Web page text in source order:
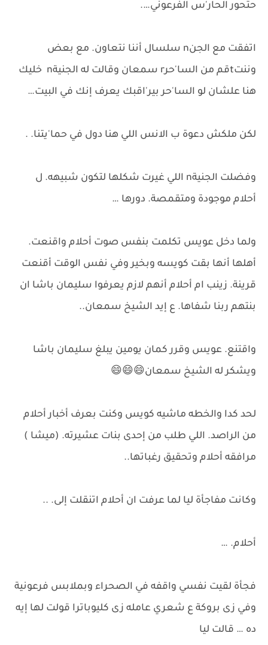
حتحور الحار'س الفرعوني….
اتفقت مع الجنn سلسال أننا نتعاون. مع بعض
وننتtقم من السا'حرr سمعان وقالت له الجنيةn خليك
هنا علشان لو السا'حر بير'اقبك يعرف إنك في البيت…
لكن ملكش دعوة ب الانس اللي هنا دول في حما'يتنا. .
وفضلت الجنيةn اللي غيرت شكلها لتكون شبيهه. ل
أحلام موجودة ومتقمصة. دورها …
ولما دخل عويس تكلمت بنفس صوت أحلام واقنعت.
أهلها أنها بقت كويسه وبخير وفي نفس الوقت أقنعت
قرينة. زينب ام أحلام أنهم لازم يعرفوا سليمان باشا ان
بنتهم ربنا شفاها. ع إيد الشيخ سمعان..
واقتنع. عويس وقرر كمان يومين يبلغ سليمان باشا
ويشكر له الشيخ سمعان😄😄😄
لحد كدا والخطه ماشيه كويس وكنت بعرف أخبار أحلام
من الراصد. اللي طلب من إحدى بنات عشيرته. (ميشا )
مرافقه أحلام وتحقيق رغباتها..
وكانت مفاجأة ليا لما عرفت ان أحلام اتنقلت إلى. ..
أحلام. …
فجأة لقيت نفسي واقفه في الصحراء وبملابس فرعونية
وفي زى بروكة ع شعري عامله زى كليوباترا قولت لها إيه
ده … قالت ليا